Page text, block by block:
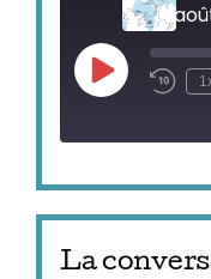
Play
Episode
La